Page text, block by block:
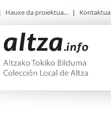
Hauxe da proiektua... | Kontaktua